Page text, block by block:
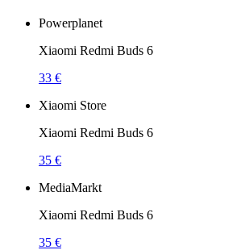
Powerplanet
Xiaomi Redmi Buds 6
33 €
Xiaomi Store
Xiaomi Redmi Buds 6
35 €
MediaMarkt
Xiaomi Redmi Buds 6
35 €